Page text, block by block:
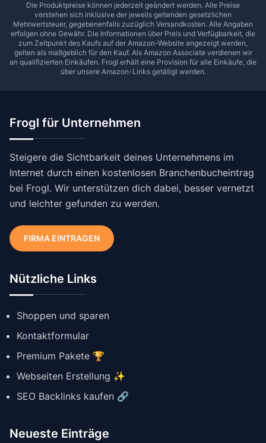
Die Produktpreise können jederzeit geändert werden. Alle Preise
verstehen sich inklusive der jeweils geltenden gesetzlichen
Mehrwertsteuer, gegebenenfalls zuzüglich Versandkosten. Alle Angaben
erfolgen ohne Gewähr. Die Informationen über Preis und Verfügbarkeit, die
zum Zeitpunkt des Kaufs auf der Amazon-Website angezeigt werden,
gelten als maßgeblich für den Kauf. Als Amazon Associate verdienen wir
an qualifizierten Einkäufen. Frogl erhält eine Provision für alle Einkäufe, die
über unsere Amazon-Links getätigt werden.
Frogl für Unternehmen
Steigere die Sichtbarkeit deines Unternehmens im
Internet durch einen kostenlosen Branchenbucheintrag
bei Frogl. Wir unterstützen dich dabei, besser vernetzt
und leichter gefunden zu werden.
FIRMA EINTRAGEN
Nützliche Links
Shoppen und sparen
Kontaktformular
Premium Pakete 🏆
Webseiten Erstellung ✨
SEO Backlinks kaufen 🔗
Neueste Einträge